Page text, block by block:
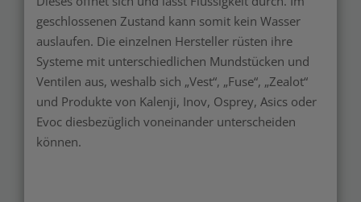
geschlossenen Zustand kann somit kein Wasser
auslaufen. Die einzelnen Hersteller rüsten ihre
Systeme mit unterschiedlichen Mundstücken und
Ventilen aus, weshalb sich „Vest“, „Fuse“, „Zealot“
und Produkte von Kalenji, Inov, Osprey, Asics oder
Evoc diesbezüglich voneinander unterscheiden
können.